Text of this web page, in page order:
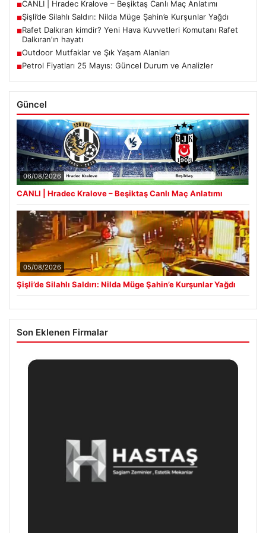
■CANLI | Hradec Kralove – Beşiktaş Canlı Maç Anlatımı
■Şişli’de Silahlı Saldırı: Nilda Müge Şahin’e Kurşunlar Yağdı
■Rafet Dalkıran kimdir? Yeni Hava Kuvvetleri Komutanı Rafet
Dalkıran’ın hayatı
■Outdoor Mutfaklar ve Şık Yaşam Alanları
■Petrol Fiyatları 25 Mayıs: Güncel Durum ve Analizler
Güncel
06/08/2026
CANLI | Hradec Kralove – Beşiktaş Canlı Maç Anlatımı
05/08/2026
Şişli’de Silahlı Saldırı: Nilda Müge Şahin’e Kurşunlar Yağdı
Son Eklenen Firmalar